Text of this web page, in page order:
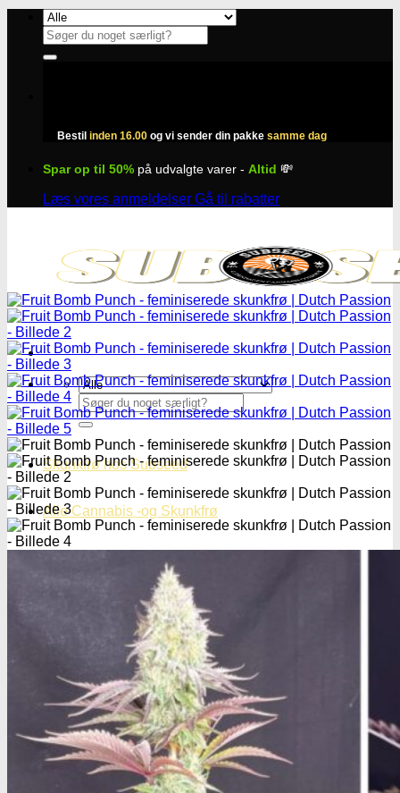
Fortsæt
indhold
Søg
efter:
Bestil inden 16.00 og vi sender din pakke samme dag
Spar op til 50% på udvalgte varer - Altid 💸
Læs vores anmeldelser Gå til rabatter
Søg
efter:
Skunkfrø hos Subseed
Alle Cannabis -og Skunkfrø
Cannabis Sativa
Feminiseret Cannabis Sativa
Cannabis Sativa Hybrider
Autoblomstrende Cannabis Sativa
Hurtigblomstrende Sativa
Diverse Cannabis Sativa frø